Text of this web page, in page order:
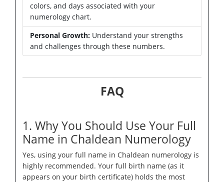
colors, and days associated with your
numerology chart.
Personal Growth: Understand your strengths
and challenges through these numbers.
FAQ
1. Why You Should Use Your Full
Name in Chaldean Numerology
Yes, using your full name in Chaldean numerology is
highly recommended. Your full birth name (as it
appears on your birth certificate) holds the most